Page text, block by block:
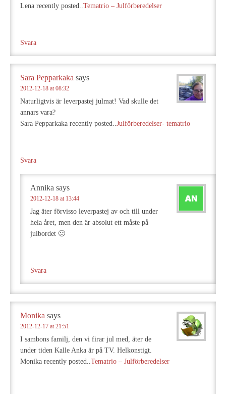
Lena recently posted..Tematrio – Julförberedelser
Svara
Sara Pepparkaka says
2012-12-18 at 08:32
Naturligtvis är leverpastej julmat! Vad skulle det
annars vara?
Sara Pepparkaka recently posted..Julförberedelser- tematrio
Svara
Annika says
2012-12-18 at 13:44
Jag äter förvisso leverpastej av och till under
hela året, men den är absolut ett måste på
julbordet 🙂
Svara
Monika says
2012-12-17 at 21:51
I sambons familj, den vi firar jul med, äter de
under tiden Kalle Anka är på TV. Helkonstigt.
Monika recently posted..Tematrio – Julförberedelser